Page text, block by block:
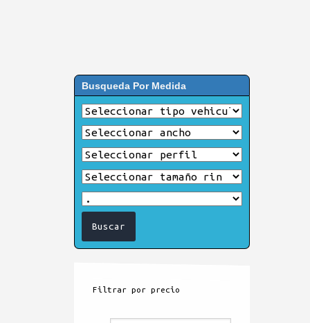
Busqueda Por Medida
Filtrar por precio